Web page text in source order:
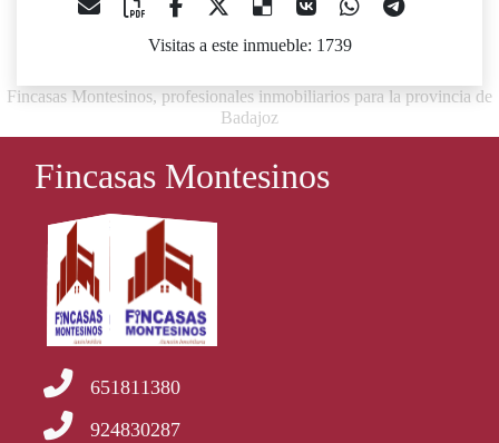
Visitas a este inmueble: 1739
Fincasas Montesinos, profesionales inmobiliarios para la provincia de
Badajoz
Fincasas Montesinos
651811380
924830287